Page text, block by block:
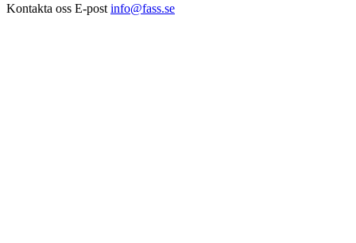
Kontakta oss E-post info@fass.se